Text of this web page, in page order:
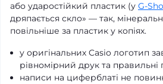
або ударостійкий пластик (у G-
дряпається скло» — так,
повільніше за пластик у копіях.
у оригінальних Casio логотип
рівномірний друк та правильні
написи на циферблаті не